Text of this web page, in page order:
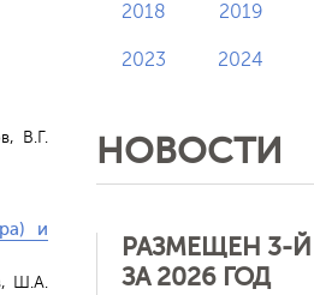
В.Г.
и
Ш.А.
2018 2019
2023 2024
НОВОСТИ
РАЗМЕЩЕН 3-
ЗА 2026 ГОД